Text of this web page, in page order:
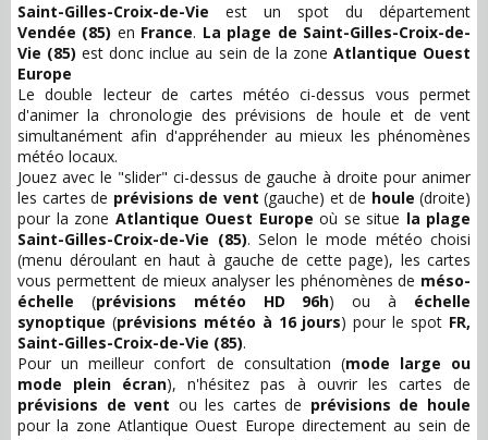
Saint-Gilles-Croix-de-Vie est un spot du département
Vendée (85) en France. La plage de Saint-Gilles-Croix-de-
Vie (85) est donc inclue au sein de la zone Atlantique Ouest
Europe
Le double lecteur de cartes météo ci-dessus vous permet
d'animer la chronologie des prévisions de houle et de vent
simultanément afin d'appréhender au mieux les phénomènes
météo locaux.
Jouez avec le "slider" ci-dessus de gauche à droite pour animer
les cartes de prévisions de vent (gauche) et de houle (droite)
pour la zone Atlantique Ouest Europe où se situe la plage
Saint-Gilles-Croix-de-Vie (85). Selon le mode météo choisi
(menu déroulant en haut à gauche de cette page), les cartes
vous permettent de mieux analyser les phénomènes de méso-
échelle (prévisions météo HD 96h) ou à échelle
synoptique (prévisions météo à 16 jours) pour le spot FR,
Saint-Gilles-Croix-de-Vie (85).
Pour un meilleur confort de consultation (mode large ou
mode plein écran), n'hésitez pas à ouvrir les cartes de
prévisions de vent ou les cartes de prévisions de houle
pour la zone Atlantique Ouest Europe directement au sein de